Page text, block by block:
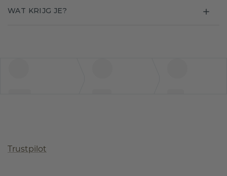
WAT KRIJG JE?
Trustpilot